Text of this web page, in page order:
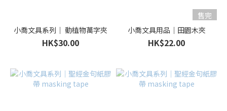
小喬文具系列｜ 動植物萬字夾
HK$30.00
售完
小喬文具用品｜田園木夾
HK$22.00